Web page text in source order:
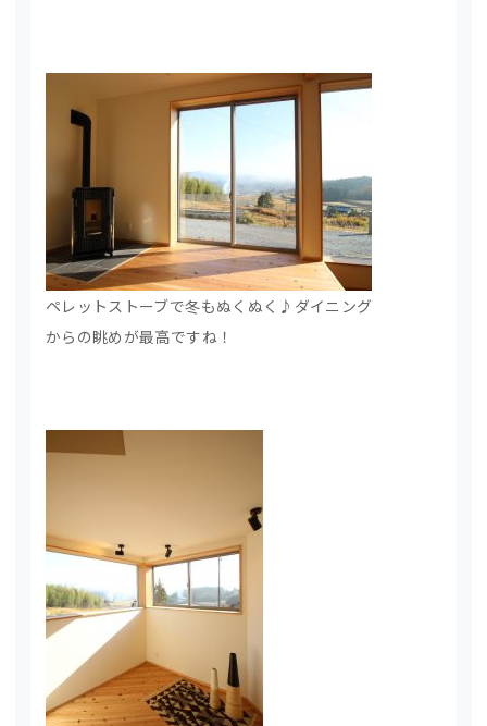
ペレットストーブで冬もぬくぬく♪ダイニング
からの眺めが最高ですね！